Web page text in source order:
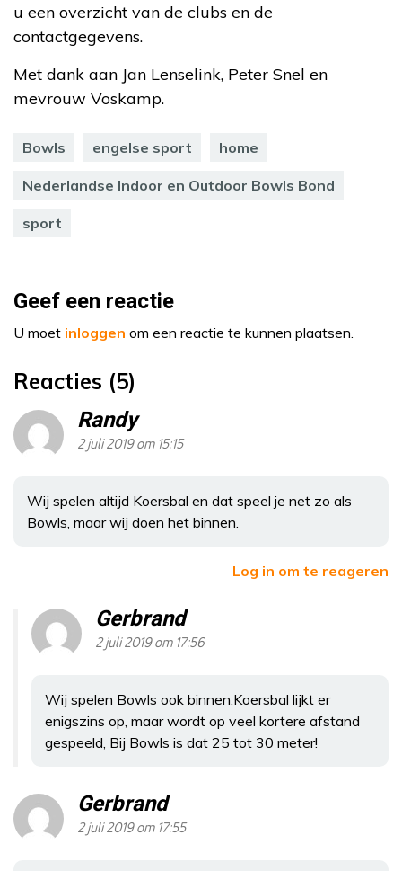
u een overzicht van de clubs en de
contactgegevens.
Met dank aan Jan Lenselink, Peter Snel en
mevrouw Voskamp.
Bowls engelse sport home
Nederlandse Indoor en Outdoor Bowls Bond
sport
Geef een reactie
U moet inloggen om een reactie te kunnen plaatsen.
Reacties (5)
Randy
2 juli 2019 om 15:15
Wij spelen altijd Koersbal en dat speel je net zo als
Bowls, maar wij doen het binnen.
Log in om te reageren
Gerbrand
2 juli 2019 om 17:56
Wij spelen Bowls ook binnen.Koersbal lijkt er
enigszins op, maar wordt op veel kortere afstand
gespeeld, Bij Bowls is dat 25 tot 30 meter!
Gerbrand
2 juli 2019 om 17:55